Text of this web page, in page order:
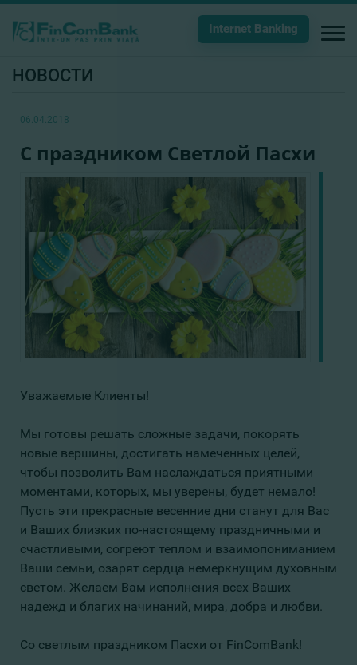
Internet Banking
НОВОСТИ
06.04.2018
С праздником Светлой Пасхи
Уважаемые Клиенты!
Мы готовы решать сложные задачи, покорять
новые вершины, достигать намеченных целей,
чтобы позволить Вам наслаждаться приятными
моментами, которых, мы уверены, будет немало!
Пусть эти прекрасные весенние дни станут для Вас
и Ваших близких по-настоящему праздничными и
счастливыми, согреют теплом и взаимопониманием
Ваши семьи, озарят сердца немеркнущим духовным
светом. Желаем Вам исполнения всех Ваших
надежд и благих начинаний, мира, добра и любви.
Со светлым праздником Пасхи от FinComBank!